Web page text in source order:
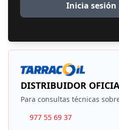
Inicia
DISTRIBUIDOR
Para consultas técnicas
977 55 69 37